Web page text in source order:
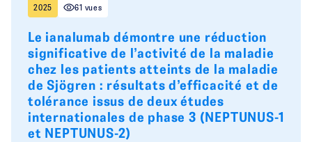
2025 61 vues
Le ianalumab démontre une réduction
significative de l’activité de la maladie
chez les patients atteints de la maladie
de Sjögren : résultats d’efficacité et de
tolérance issus de deux études
internationales de phase 3 (NEPTUNUS-1
et NEPTUNUS-2)